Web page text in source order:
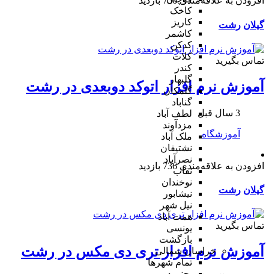
کاخک
کاریز
کاشمر
کدکن
کلات
کندر
گلبهار
گلمکان
گناباد
لطف آباد
مزدآوند
ملک آباد
نشتیفان
نصرآباد
نقاب
نوخندان
نیشابور
نیل شهر
همت آباد
یونسی
بازگشت
خراسان شمالی
تمام شهر‌ها
گیلان رشت
تماس بگیرید
آموزش نرم افزار اتوکد دوبعدی در رشت
3 سال قبل
آموزشگاه
افزودن به علاقه‌مندی 736 بازدید
گیلان رشت
تماس بگیرید
آموزش نرم افزار تری دی مکس در رشت